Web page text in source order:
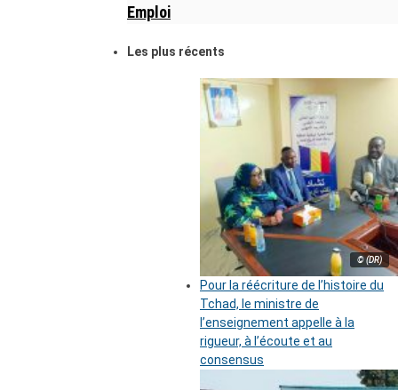
Emploi
Les plus récents
© (DR)
Pour la réécriture de l’histoire du
Tchad, le ministre de
l’enseignement appelle à la
rigueur, à l’écoute et au
consensus